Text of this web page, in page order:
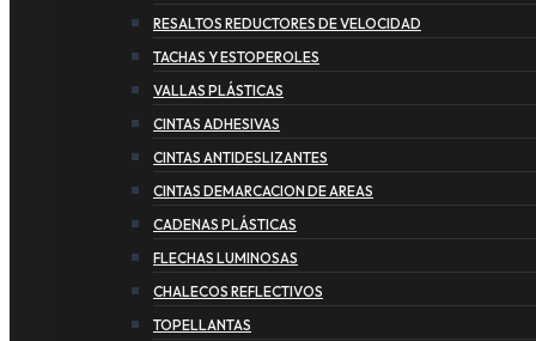
RESALTOS REDUCTORES DE VELOCIDAD
TACHAS Y ESTOPEROLES
VALLAS PLÁSTICAS
CINTAS ADHESIVAS
CINTAS ANTIDESLIZANTES
CINTAS DEMARCACION DE AREAS
CADENAS PLÁSTICAS
FLECHAS LUMINOSAS
CHALECOS REFLECTIVOS
TOPELLANTAS